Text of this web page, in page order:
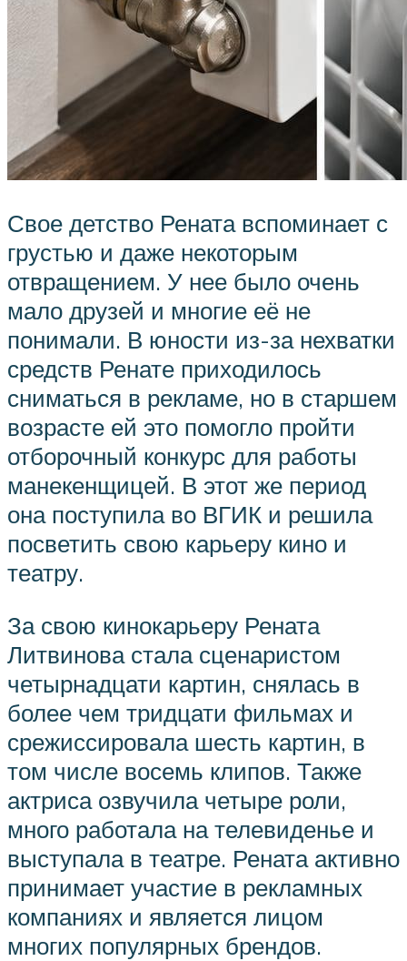
Свое детство Рената вспоминает с
грустью и даже некоторым
отвращением. У нее было очень
мало друзей и многие её не
понимали. В юности из-за нехватки
средств Ренате приходилось
сниматься в рекламе, но в старшем
возрасте ей это помогло пройти
отборочный конкурс для работы
манекенщицей. В этот же период
она поступила во ВГИК и решила
посветить свою карьеру кино и
театру.
За свою кинокарьеру Рената
Литвинова стала сценаристом
четырнадцати картин, снялась в
более чем тридцати фильмах и
срежиссировала шесть картин, в
том числе восемь клипов. Также
актриса озвучила четыре роли,
много работала на телевиденье и
выступала в театре. Рената активно
принимает участие в рекламных
компаниях и является лицом
многих популярных брендов.